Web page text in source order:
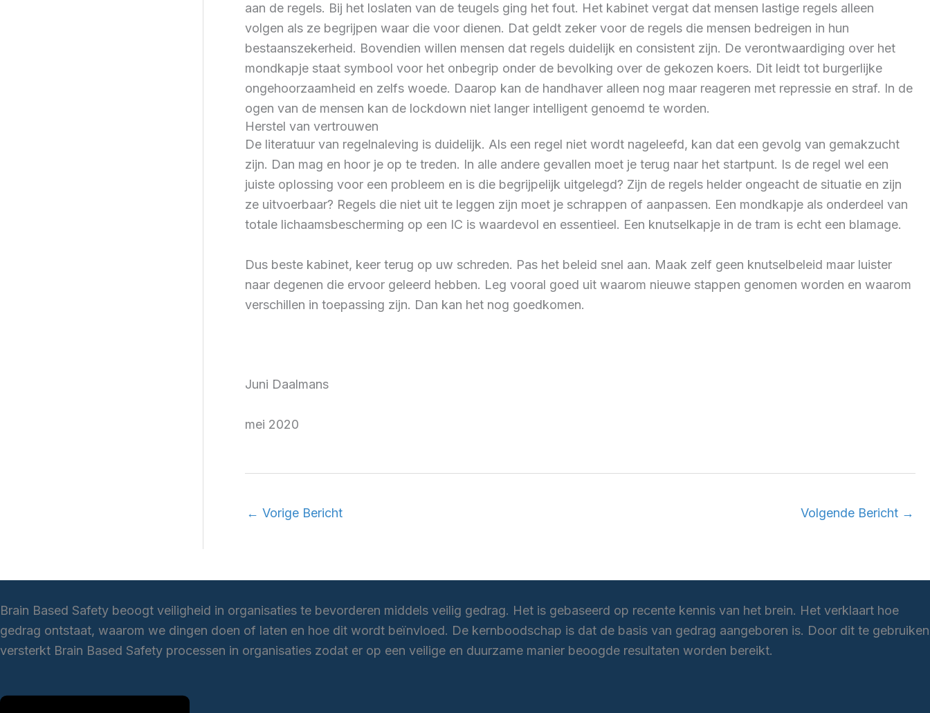
aan de regels. Bij het loslaten van de teugels ging het fout. Het kabinet vergat dat mensen lastige regels alleen
volgen als ze begrijpen waar die voor dienen. Dat geldt zeker voor de regels die mensen bedreigen in hun
bestaanszekerheid. Bovendien willen mensen dat regels duidelijk en consistent zijn. De verontwaardiging over het
mondkapje staat symbool voor het onbegrip onder de bevolking over de gekozen koers. Dit leidt tot burgerlijke
ongehoorzaamheid en zelfs woede. Daarop kan de handhaver alleen nog maar reageren met repressie en straf. In de
ogen van de mensen kan de lockdown niet langer intelligent genoemd te worden.
Herstel van vertrouwen
De literatuur van regelnaleving is duidelijk. Als een regel niet wordt nageleefd, kan dat een gevolg van gemakzucht
zijn. Dan mag en hoor je op te treden. In alle andere gevallen moet je terug naar het startpunt. Is de regel wel een
juiste oplossing voor een probleem en is die begrijpelijk uitgelegd? Zijn de regels helder ongeacht de situatie en zijn
ze uitvoerbaar? Regels die niet uit te leggen zijn moet je schrappen of aanpassen. Een mondkapje als onderdeel van
totale lichaamsbescherming op een IC is waardevol en essentieel. Een knutselkapje in de tram is echt een blamage.
Dus beste kabinet, keer terug op uw schreden. Pas het beleid snel aan. Maak zelf geen knutselbeleid maar luister
naar degenen die ervoor geleerd hebben. Leg vooral goed uit waarom nieuwe stappen genomen worden en waarom
verschillen in toepassing zijn. Dan kan het nog goedkomen.
Juni Daalmans
mei 2020
← Vorige Bericht Volgende Bericht →
Brain Based Safety beoogt veiligheid in organisaties te bevorderen middels veilig gedrag. Het is gebaseerd op recente kennis van het brein. Het verklaart hoe
gedrag ontstaat, waarom we dingen doen of laten en hoe dit wordt beïnvloed. De kernboodschap is dat de basis van gedrag aangeboren is. Door dit te gebruiken
versterkt Brain Based Safety processen in organisaties zodat er op een veilige en duurzame manier beoogde resultaten worden bereikt.